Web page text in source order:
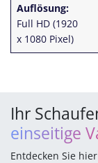
Auflösung:
Full HD (1920
x 1080 Pixel)
Ihr
einseitige
Entdecken Sie